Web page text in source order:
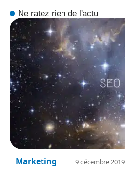
Ne ratez rien de l'actu
Marketing 9 décembre 2019